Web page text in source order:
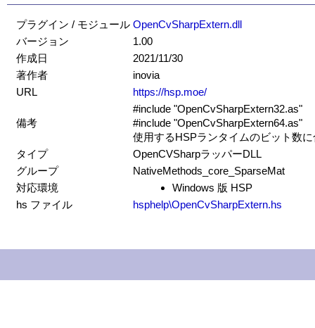
プラグイン / モジュール OpenCvSharpExtern.dll
バージョン
1.00
作成日
2021/11/30
著作者
inovia
URL
https://hsp.moe/
備考
#include "OpenCvSharpExtern32.as"
#include "OpenCvSharpExtern64.as"
使用するHSPランタイムのビット数
タイプ
OpenCVSharpラッパーDLL
グループ
NativeMethods_core_SparseMat
対応環境
Windows 版 HSP
hs ファイル
hsphelp\OpenCvSharpExtern.hs